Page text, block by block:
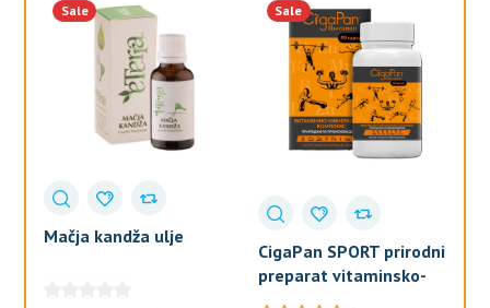
Sale
Mačja kandža ulje
Sale
CigaPan SPORT prirodni
preparat vitaminsko-
mineralni kompleks za